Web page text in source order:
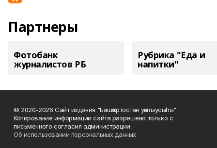
Партнеры
Фотобанк
журналистов РБ
Рубрика "Еда и
напитки"
© 2020-2026 Сайт издания "Башҡортостан уҡытыусыһы"
Копирование информации сайта разрешено только с
письменного согласия администрации.
Об использовании персональных данных